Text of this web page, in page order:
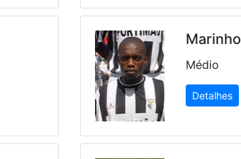
Marinho
Médio
Detalhes